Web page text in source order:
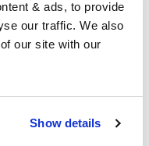
& ads, to provide
our traffic. We also
our site with our
Show details
exactes de
cerise foncée ou